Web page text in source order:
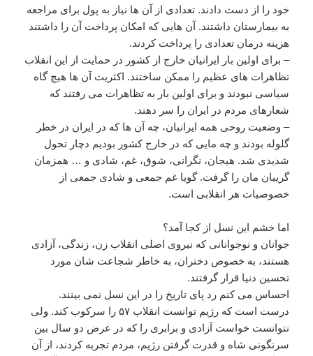
خود را از دست دادند. تعدادی از آن ها نیاز به پول برای مراجعه
به بیمارستان داشتند. آن هایی که امکان پرداخت آن را داشتند
هزینه درمان تعدادی را پرداخت کردند.
– برای اولین بار ایرانیان خارج از کشور در حمایت از این انقلاب
تظاهرات های عظیم را ممکن ساختند. اکثریت آن ها هیچ گاه
سیاسی نبودند و برای اولین بار به تظاهرات می رفتند که
شعارهای مردم در ایران را سر دهند.
– وضعیت روحی همه ایرانیان، چه آن ها که در ایران در خطر
گلوله بودند و چه مایی که در خارج کشور بودیم دچار تحول
شدیدی شد. هیجان، نگرانی، شوق، غم، شادی و … همزمان
گریبان مان را گرفت. گویا غم جمعی و شادی جمعی از
خصوصیات هر انقلابی است.
اما خشم این نسل از کجا آمد؟‌
جوانان و نوجوانانی که نیروی اصلی انقلاب زن، زندگی، آزادی
هستند، به خصوص دختران، به خاطر شجاعت شان مورد
تحسین دنیا قرار گرفتند.
احساس می کنم رد پای تاریخ را در این نسل نمی بینند.
درست است که رژیم توانست انقلاب ۵۷ را سرکوب کند. ولی
نتوانست خواست آزادی و برابری را که در عرض دو سال بین
سرنگونی شاه و قدرت گرفتن رژیم، مردم تجربه کردند، از آن